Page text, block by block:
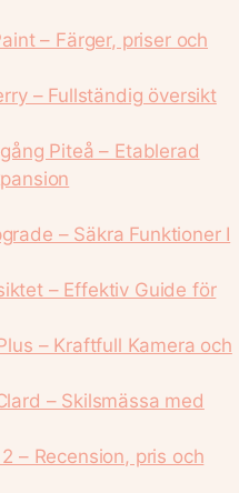
– Färger, priser och
– Fullständig översikt
Piteå – Etablerad
– Säkra Funktioner I
– Effektiv Guide för
– Kraftfull Kamera och
– Skilsmässa med
– Recension, pris och